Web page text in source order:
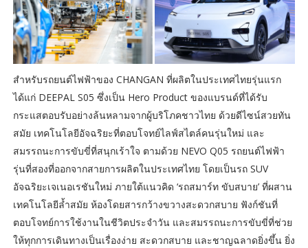
สำหรับรถยนต์ไฟฟ้าของ CHANGAN ที่ผลิตในประเทศไทยรุ่นแรก
ได้แก่ DEEPAL S05 ซึ่งเป็น Hero Product ของแบรนด์ที่ได้รับ
กระแสตอบรับอย่างล้นหลามจากผู้บริโภคชาวไทย ด้วยดีไซน์สวยทัน
สมัย เทคโนโลยีอัจฉริยะที่ตอบโจทย์ไลฟ์สไตล์คนรุ่นใหม่ และ
สมรรถนะการขับขี่ที่สนุกเร้าใจ ตามด้วย NEVO Q05 รถยนต์ไฟฟ้า
รุ่นที่สองที่ออกจากสายการผลิตในประเทศไทย โดยเป็นรถ SUV
อัจฉริยะเจเนอเรชันใหม่ ภายใต้แนวคิด ‘รถสมาร์ท ขับสบาย’ ที่ผสาน
เทคโนโลยีล้ำสมัย ห้องโดยสารกว้างขวางสะดวกสบาย ฟังก์ชันที่
ตอบโจทย์การใช้งานในชีวิตประจำวัน และสมรรถนะการขับขี่ที่ช่วย
ให้ทุกการเดินทางเป็นเรื่องง่าย สะดวกสบาย และชาญฉลาดยิ่งขึ้น ยิ่ง